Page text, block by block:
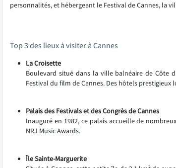
personnalités, et hébergeant le Festival de Cannes, la
Top 3 des lieux à visiter à Cannes
La Croisette
Boulevard situé dans la ville balnéaire de Côte
Festival du film de Cannes. Des hôtels prestigieux
Palais des Festivals et des Congrès de Cannes
Inauguré en 1982, ce palais accueille de
NRJ Music Awards.
Île Sainte-Marguerite